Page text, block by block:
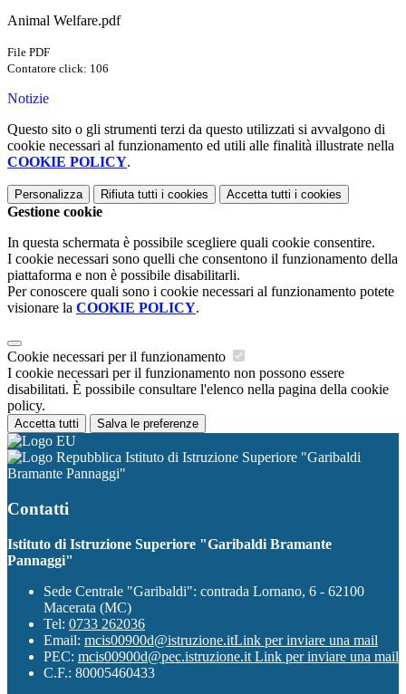
Animal Welfare.pdf
File PDF
Contatore click: 106
Notizie
Questo sito o gli strumenti terzi da questo utilizzati si avvalgono di
cookie necessari al funzionamento ed utili alle finalità illustrate nella
COOKIE POLICY.
Personalizza Rifiuta tutti i cookies Accetta tutti i cookies
Gestione cookie
In questa schermata è possibile scegliere quali cookie consentire.
I cookie necessari sono quelli che consentono il funzionamento della
piattaforma e non è possibile disabilitarli.
Per conoscere quali sono i cookie necessari al funzionamento potete
visionare la COOKIE POLICY.
Cookie necessari per il funzionamento
I cookie necessari per il funzionamento non possono essere
disabilitati. È possibile consultare l'elenco nella pagina della cookie
policy.
Accetta tutti Salva le preferenze
Istituto di Istruzione Superiore "Garibaldi
Bramante Pannaggi"
Contatti
Istituto di Istruzione Superiore "Garibaldi Bramante
Pannaggi"
Sede Centrale "Garibaldi": contrada Lornano, 6 - 62100
Macerata (MC)
Tel: 0733 262036
Email: mcis00900d@istruzione.itLink per inviare una mail
PEC: mcis00900d@pec.istruzione.it Link per inviare una mail
C.F.: 80005460433